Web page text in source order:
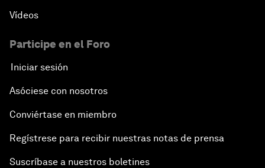
Vídeos
Participe en el Foro
Iniciar sesión
Asóciese con nosotros
Conviértase en miembro
Regístrese para recibir nuestras notas de prensa
Suscríbase a nuestros boletines